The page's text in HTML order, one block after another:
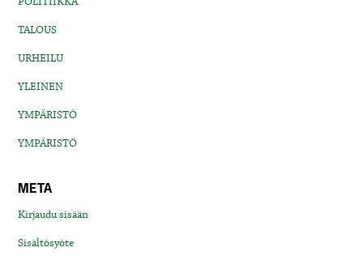
TALOUS
URHEILU
YLEINEN
YMPÄRISTÖ
YMPÄRISTÖ
META
Kirjaudu sisään
Sisältösyöte